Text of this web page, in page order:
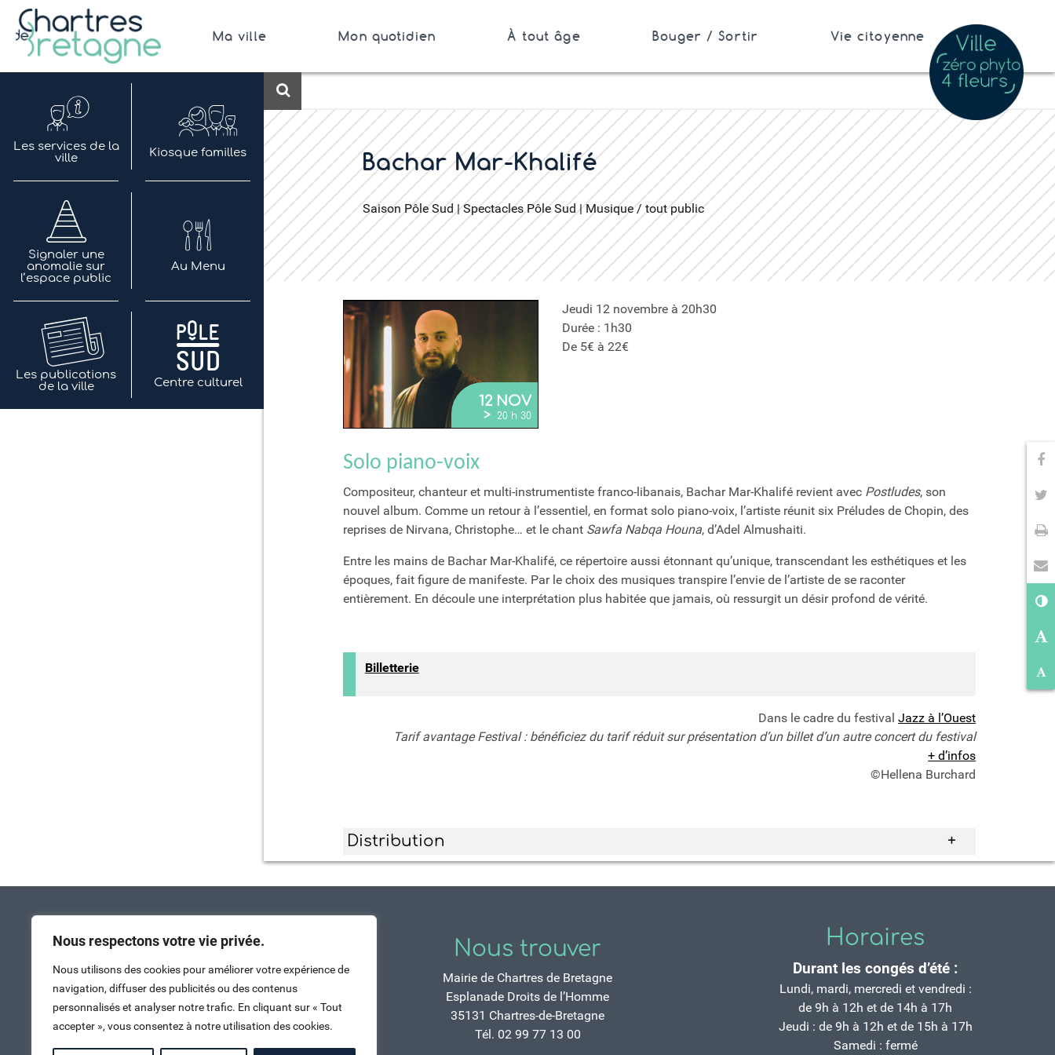
Nous respectons votre vie privée.
Nous utilisons des cookies pour améliorer votre expérience de
navigation, diffuser des publicités ou des contenus
personnalisés et analyser notre trafic. En cliquant sur « Tout
accepter », vous consentez à notre utilisation des cookies.
Aller
contenu
Bienvenue sur le site de la ville de Chartres de Bretagne
Ville Zéro phyto / 4 fleurs
Ma ville Mon quotidien À tout âge Bouger / Sortir Vie citoyenne
Rechercher
Bachar Mar-Khalifé
Saison Pôle Sud | Spectacles Pôle Sud | Musique / tout public
12 NOV
> 20 h 30
Jeudi 12 novembre à 20h30
Durée : 1h30
De 5€ à 22€
Solo piano-voix
Compositeur, chanteur et multi-instrumentiste franco-libanais, Bachar Mar-Khalifé revient avec Postludes, son
nouvel album. Comme un retour à l’essentiel, en format solo piano-voix, l’artiste réunit six Préludes de Chopin, des
reprises de Nirvana, Christophe… et le chant Sawfa Nabqa Houna, d’Adel Almushaiti.
Entre les mains de Bachar Mar-Khalifé, ce répertoire aussi étonnant qu’unique, transcendant les esthétiques et les
époques, fait figure de manifeste. Par le choix des musiques transpire l’envie de l’artiste de se raconter
entièrement. En découle une interprétation plus habitée que jamais, où ressurgit un désir profond de vérité.
Billetterie
Dans le cadre du festivalJazz à l’Ouest
Tarif avantage Festival : bénéficiez du tarif réduit sur présentation d’un billet d’un autre concert du festival
+ d’infos
©Hellena Burchard
Distribution
Les services de la
ville
Kiosque familles
Signaler une
anomalie sur
l’espace public
Au Menu
Les publications
de la ville
Centre culturel
Nous trouver
Mairie de Chartres de Bretagne
Esplanade Droits de l’Homme
35131 Chartres-de-Bretagne
Tél. 02 99 77 13 00
Horaires
Durant les congés d’été :
Lundi, mardi, mercredi et vendredi :
de 9h à 12h et de 14h à 17h
Jeudi : de 9h à 12h et de 15h à 17h
Samedi : fermé